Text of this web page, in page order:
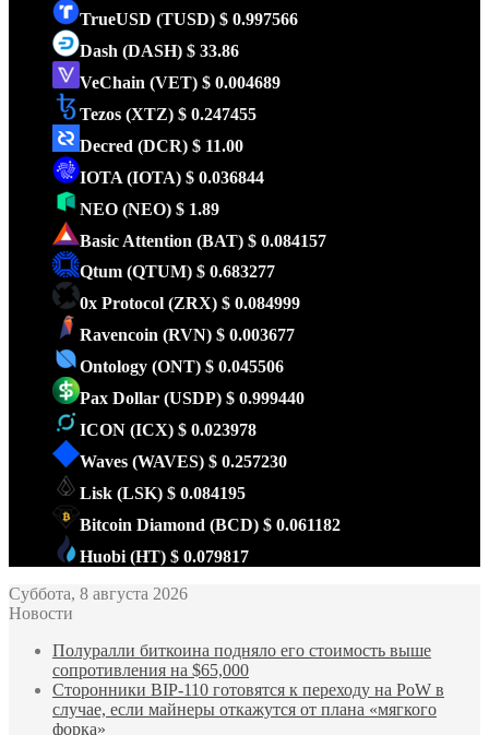
TrueUSD (TUSD) $ 0.997566
Dash (DASH) $ 33.86
VeChain (VET) $ 0.004689
Tezos (XTZ) $ 0.247455
Decred (DCR) $ 11.00
IOTA (IOTA) $ 0.036844
NEO (NEO) $ 1.89
Basic Attention (BAT) $ 0.084157
Qtum (QTUM) $ 0.683277
0x Protocol (ZRX) $ 0.084999
Ravencoin (RVN) $ 0.003677
Ontology (ONT) $ 0.045506
Pax Dollar (USDP) $ 0.999440
ICON (ICX) $ 0.023978
Waves (WAVES) $ 0.257230
Lisk (LSK) $ 0.084195
Bitcoin Diamond (BCD) $ 0.061182
Huobi (HT) $ 0.079817
Суббота, 8 августа 2026
Новости
Полуралли биткоина подняло его стоимость выше
сопротивления на $65,000
Сторонники BIP-110 готовятся к переходу на PoW в
случае, если майнеры откажутся от плана «мягкого
форка»